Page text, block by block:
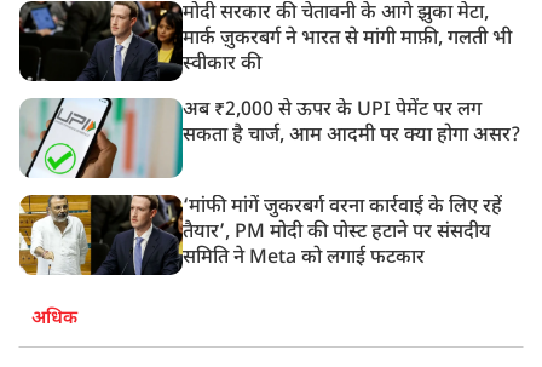
मोदी सरकार की चेतावनी के आगे झुका मेटा,
मार्क ज़ुकरबर्ग ने भारत से मांगी माफ़ी, गलती भी
स्वीकार की
अब ₹2,000 से ऊपर के UPI पेमेंट पर लग
सकता है चार्ज, आम आदमी पर क्या होगा असर?
‘मांफी मांगें जुकरबर्ग वरना कार्रवाई के लिए रहें
तैयार’, PM मोदी की पोस्ट हटाने पर संसदीय
समिति ने Meta को लगाई फटकार
अधिक